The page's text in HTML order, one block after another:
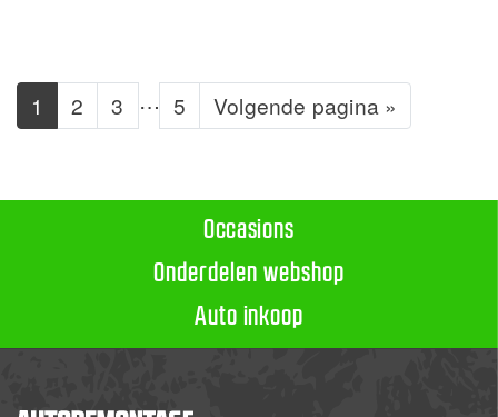
1 2 3 … 5 Volgende pagina »
Occasions
Onderdelen webshop
Auto inkoop